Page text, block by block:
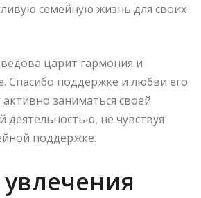
семейную жизнь для своих
царит гармония и
Спасибо поддержке и любви его
заниматься своей
деятельностью, не чувствуя
поддержке.